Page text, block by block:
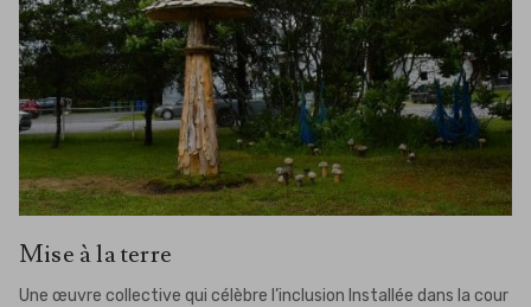
Mise à la terre
Une œuvre collective qui célèbre l’inclusion Installée dans la cour